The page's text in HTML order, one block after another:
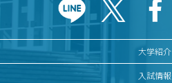
AED設置状況
お問い合わせ窓口一覧
大学紹介
入試情報